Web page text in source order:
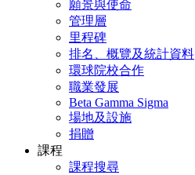
願景與使命
管理層
里程碑
排名、概覽及統計資料
環球院校合作
職業發展
Beta Gamma Sigma
場地及設施
捐贈
課程
課程搜尋